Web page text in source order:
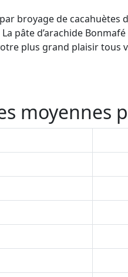
broyage de
pâte d’arachide
plus grand plaisir tous
moyennes